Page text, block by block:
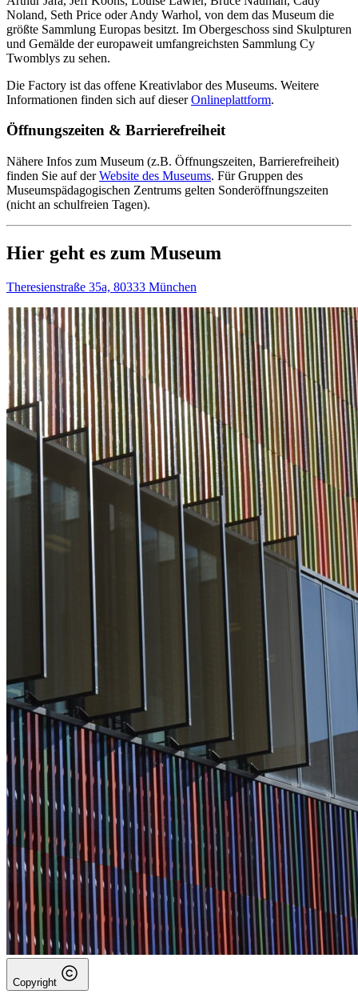
Noland, Seth Price oder Andy Warhol, von dem das Museum die
größte Sammlung Europas besitzt. Im Obergeschoss sind Skulpturen
und Gemälde der europaweit umfangreichsten Sammlung Cy
Twomblys zu sehen.
Die Factory ist das offene Kreativlabor des Museums. Weitere
Informationen finden sich auf dieserOnlineplattform.
Öffnungszeiten & Barrierefreiheit
Nähere Infos zum Museum (z.B. Öffnungszeiten, Barrierefreiheit)
finden Sie auf derWebsite des Museums. Für Gruppen des
Museumspädagogischen Zentrums gelten Sonderöffnungszeiten
(nicht an schulfreien Tagen).
Hier geht es zum Museum
Theresienstraße 35a, 80333 München
Copyright